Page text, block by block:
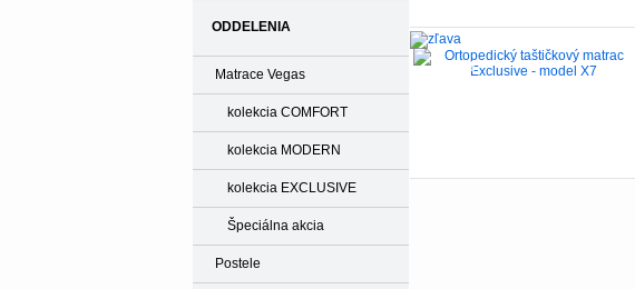
-35%
ODDELENIA
Matrace Vegas
kolekcia COMFORT
kolekcia MODERN
kolekcia EXCLUSIVE
Špeciálna akcia
Postele